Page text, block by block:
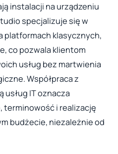
instalacji na urządzeniu
specjalizuje się w
platformach klasycznych,
co pozwala klientom
usług bez martwienia
Współpraca z
IT oznacza
i realizację
budżecie, niezależnie od